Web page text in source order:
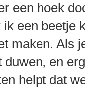
een hoek
ik een beetje
maken. Als
duwen, en
helpt dat